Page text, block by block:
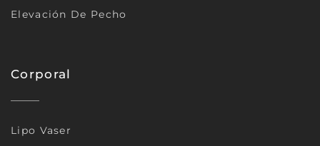
Elevación De Pecho
Corporal
Lipo Vaser